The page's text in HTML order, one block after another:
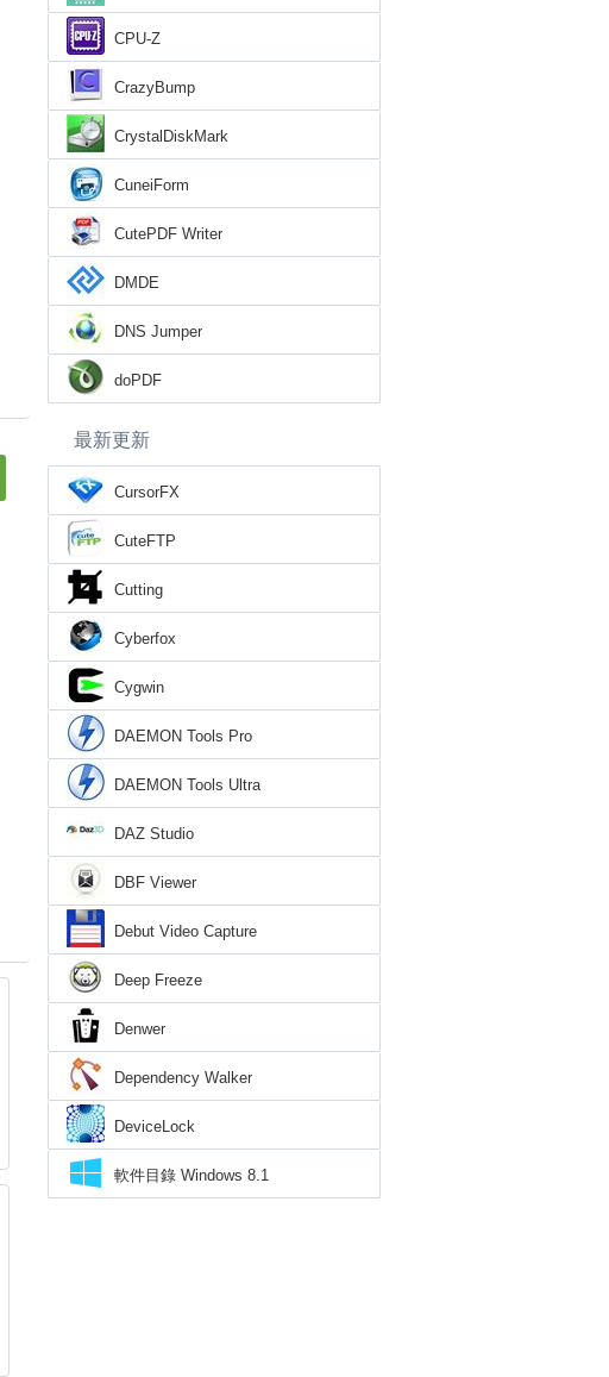
CPU-Z
CrazyBump
CrystalDiskMark
CuneiForm
CutePDF Writer
DMDE
DNS Jumper
doPDF
最新更新
CursorFX
CuteFTP
Cutting
Cyberfox
Cygwin
DAEMON Tools Pro
DAEMON Tools Ultra
DAZ Studio
DBF Viewer
Debut Video Capture
Deep Freeze
Denwer
Dependency Walker
DeviceLock
軟件目錄 Windows 8.1